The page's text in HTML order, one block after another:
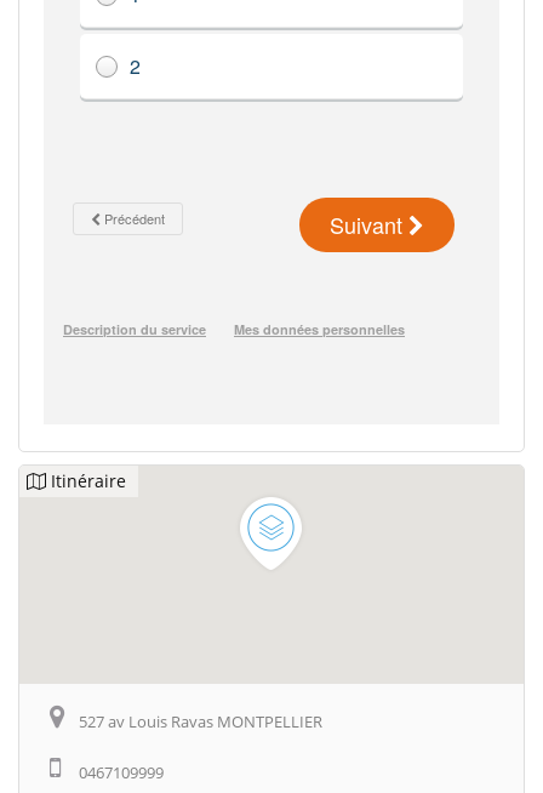
Itinéraire
527 av Louis Ravas MONTPELLIER
0467109999